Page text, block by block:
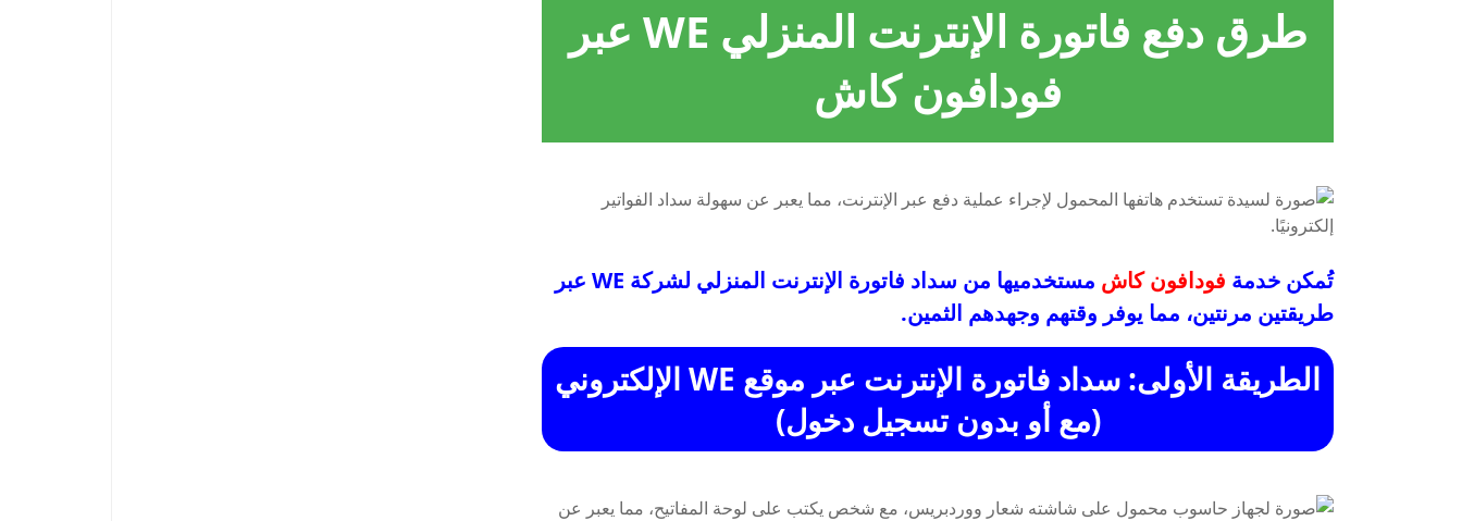
طرق دفع فاتورة الإنترنت المنزلي WE عبر
فودافون كاش
تُمكن خدمة فودافون كاش
مستخدميها من سداد فاتورة الإنترنت المنزلي لشركة WE عبر
طريقتين مرنتين، مما يوفر وقتهم وجهدهم الثمين.
الطريقة الأولى: سداد فاتورة الإنترنت عبر موقع WE الإلكتروني
(مع أو بدون تسجيل دخول)